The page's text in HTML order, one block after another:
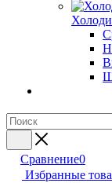
Сравнение0
Избранные